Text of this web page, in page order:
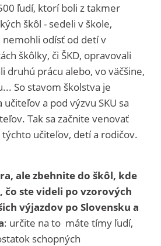
ľudí, ktorí boli z takmer
škôl - sedeli v škole,
nemohli odísť od detí v
škôlky, či ŠKD, opravovali
druhú prácu alebo, vo väčšine,
So stavom školstva je
a pod výzvu SKU sa
Tak sa začnite venovať
učiteľov, detí a rodičov.
ale zbehnite do škôl, kde
čo ste videli po vzorových
výjazdov po Slovensku a
: určite na to máte tímy ľudí,
schopných